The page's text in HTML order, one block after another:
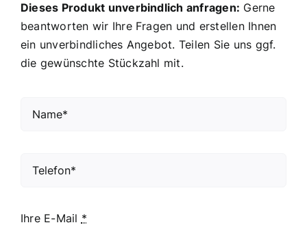
Dieses Produkt unverbindlich anfragen: Gerne
beantworten wir Ihre Fragen und erstellen Ihnen
ein unverbindliches Angebot. Teilen Sie uns ggf.
die gewünschte Stückzahl mit.
Ihre E-Mail *